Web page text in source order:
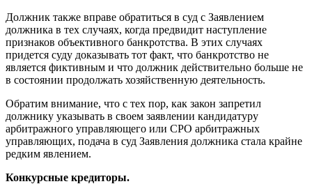
Должник также вправе обратиться в суд с Заявлением
должника в тех случаях, когда предвидит наступление
признаков объективного банкротства. В этих случаях
придется суду доказывать тот факт, что банкротство не
является фиктивным и что должник действительно больше не
в состоянии продолжать хозяйственную деятельность.
Обратим внимание, что с тех пор, как закон запретил
должнику указывать в своем заявлении кандидатуру
арбитражного управляющего или СРО арбитражных
управляющих, подача в суд Заявления должника стала крайне
редким явлением.
Конкурсные кредиторы.